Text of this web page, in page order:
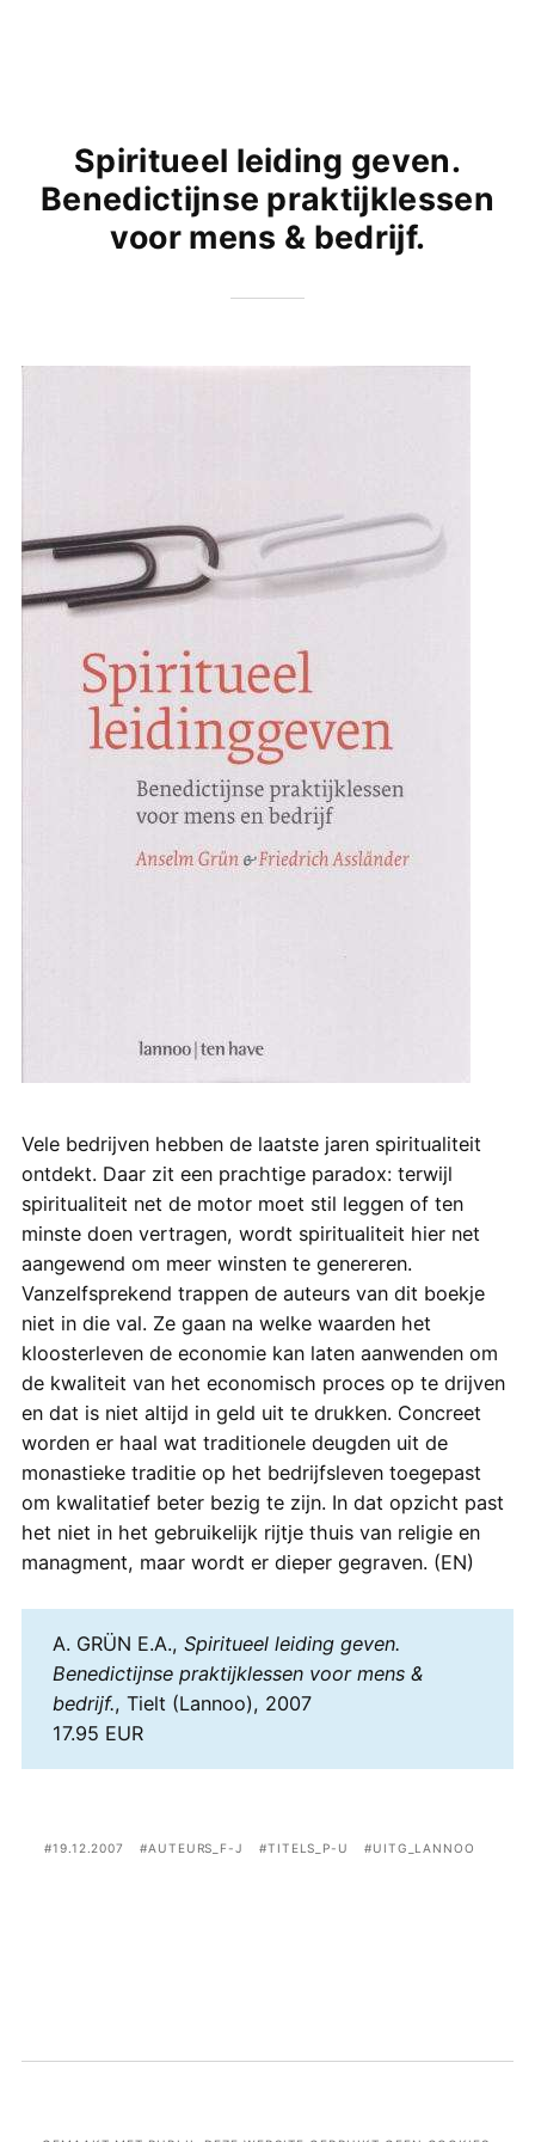
Spiritueel leiding geven.
Benedictijnse praktijklessen
voor mens & bedrijf.
Vele bedrijven hebben de laatste jaren spiritualiteit
ontdekt. Daar zit een prachtige paradox: terwijl
spiritualiteit net de motor moet stil leggen of ten
minste doen vertragen, wordt spiritualiteit hier net
aangewend om meer winsten te genereren.
Vanzelfsprekend trappen de auteurs van dit boekje
niet in die val. Ze gaan na welke waarden het
kloosterleven de economie kan laten aanwenden om
de kwaliteit van het economisch proces op te drijven
en dat is niet altijd in geld uit te drukken. Concreet
worden er haal wat traditionele deugden uit de
monastieke traditie op het bedrijfsleven toegepast
om kwalitatief beter bezig te zijn. In dat opzicht past
het niet in het gebruikelijk rijtje thuis van religie en
managment, maar wordt er dieper gegraven. (EN)
A. GRÜN E.A., Spiritueel leiding geven.
Benedictijnse praktijklessen voor mens &
bedrijf., Tielt (Lannoo), 2007
17.95 EUR
19.12.2007 AUTEURS_F-J TITELS_P-U UITG_LANNOO